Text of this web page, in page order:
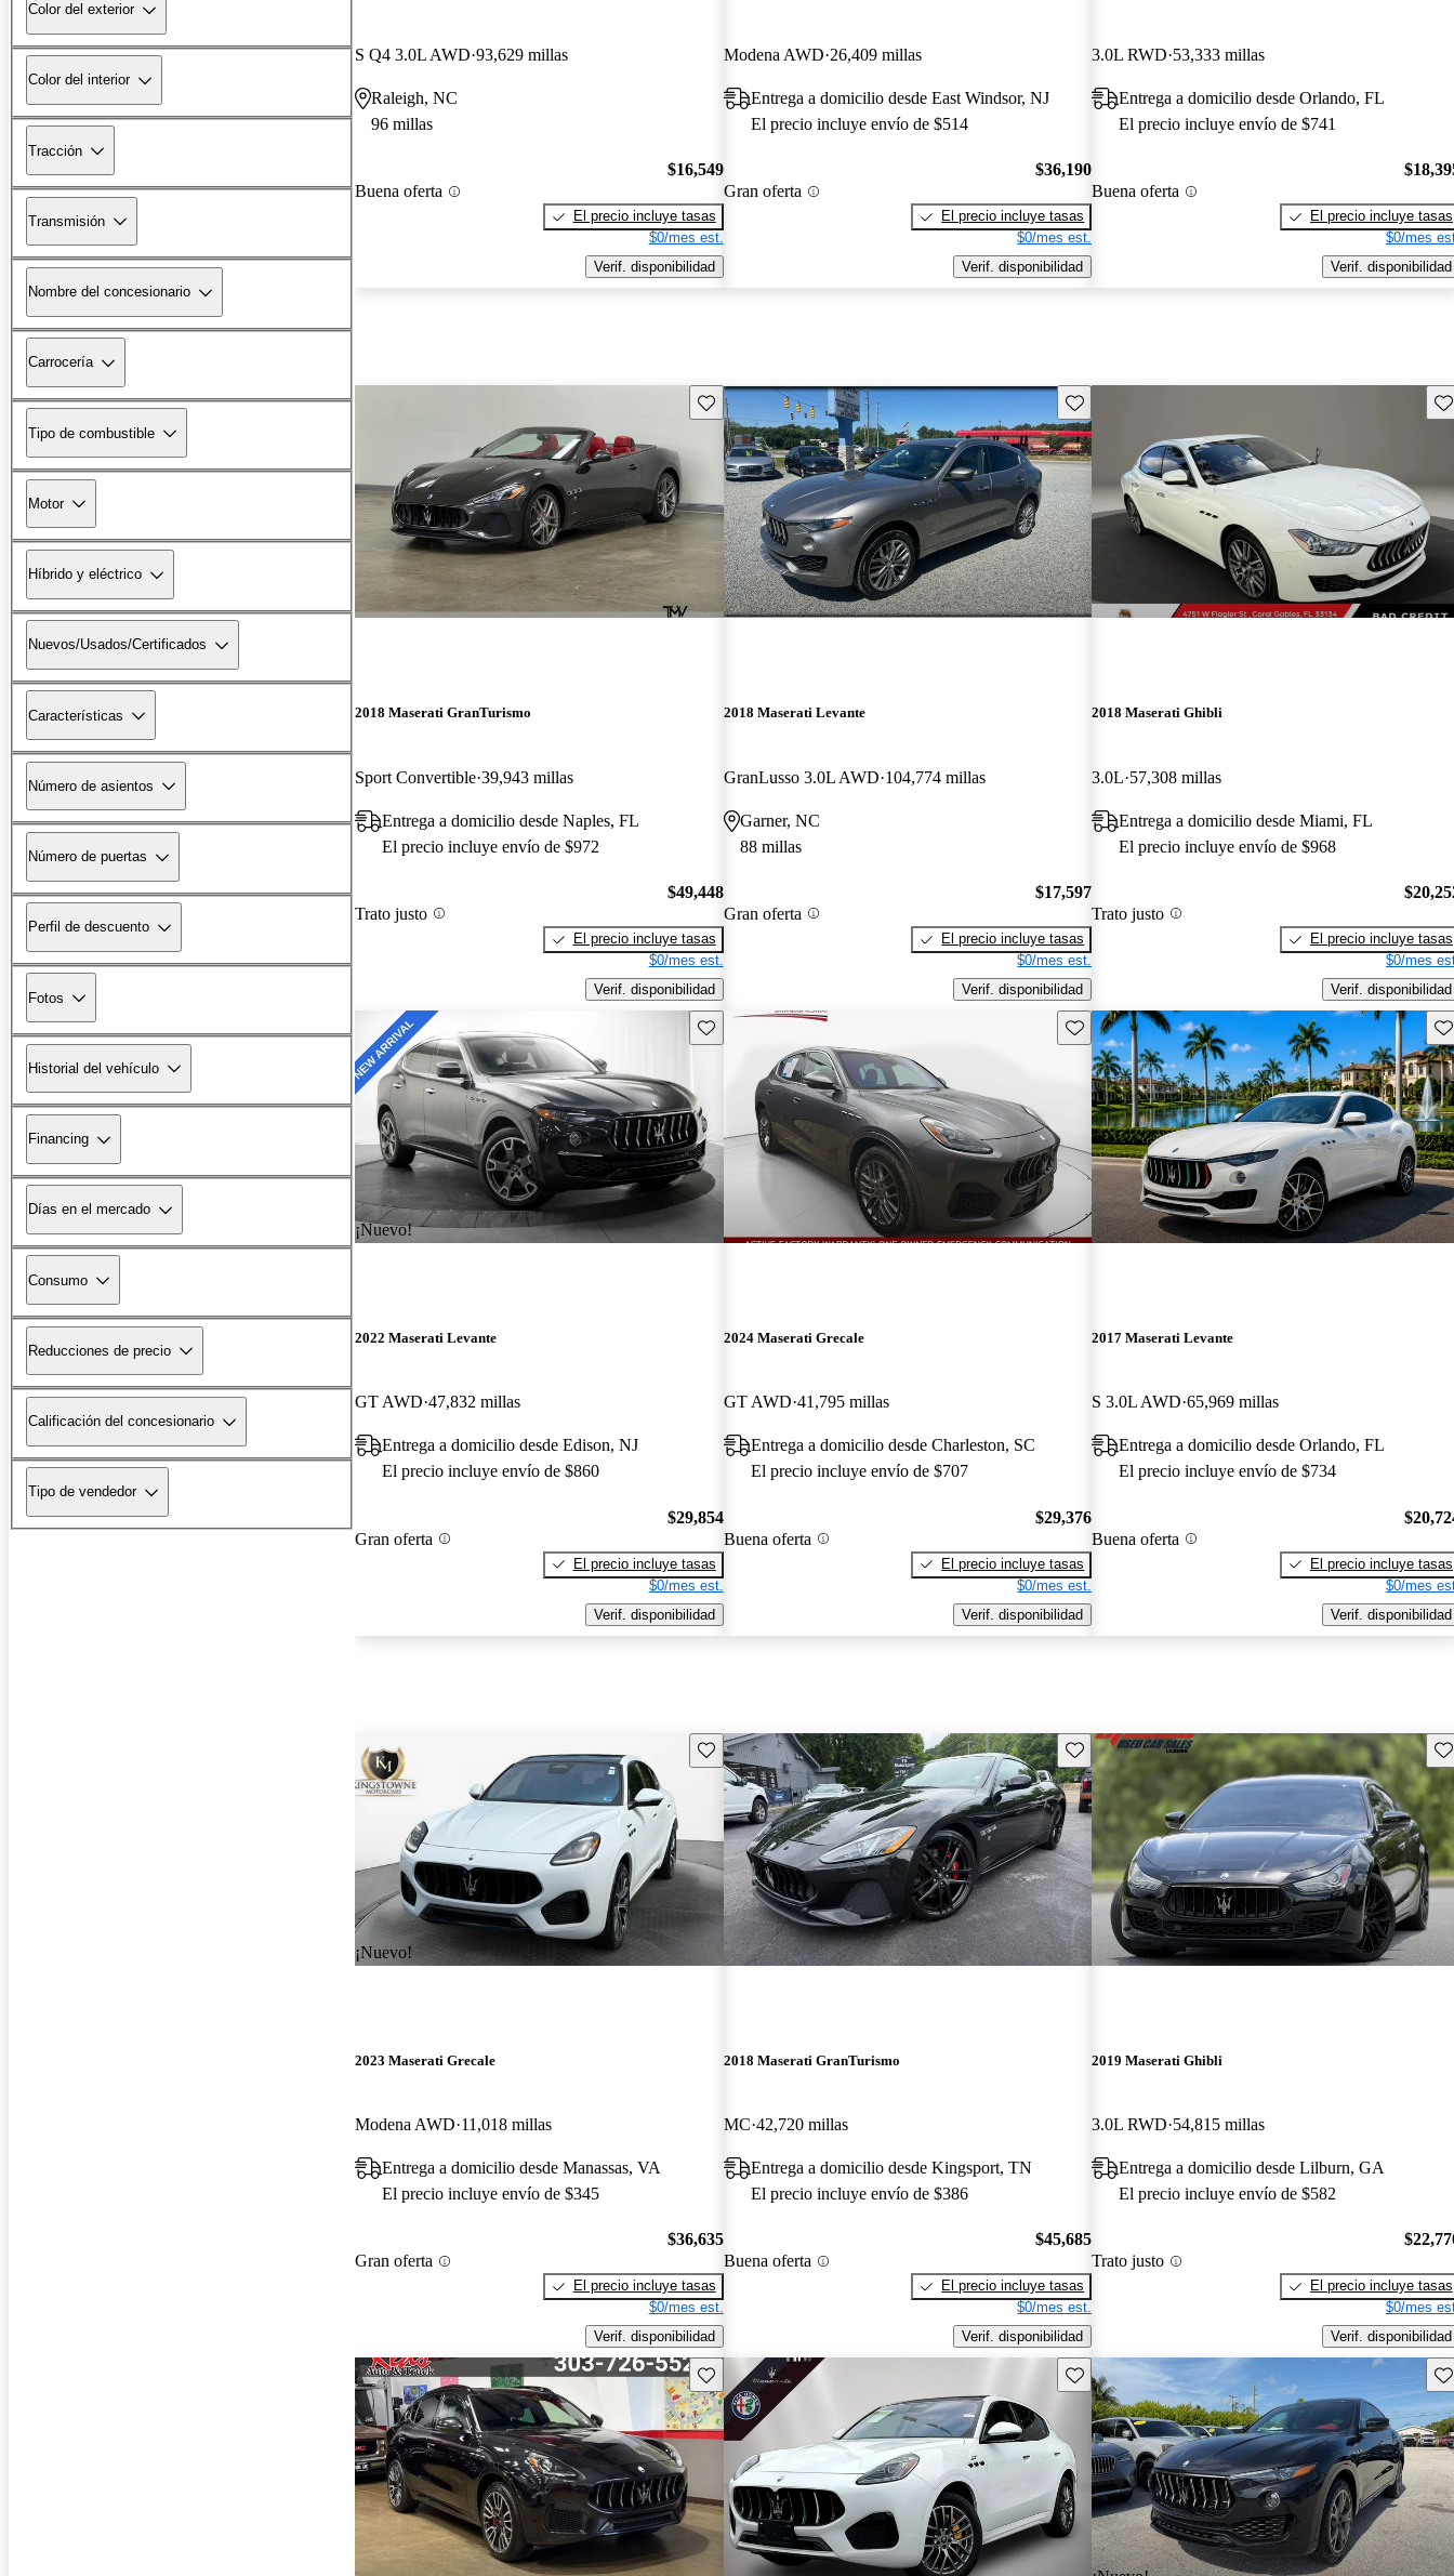
Color del exterior
Color del interior
Tracción
Transmisión
Nombre del concesionario
Carrocería
Tipo de combustible
Motor
Híbrido y eléctrico
Nuevos/Usados/Certificados
Características
Número de asientos
Número de puertas
Perfil de descuento
Fotos
Historial del vehículo
Financing
Días en el mercado
Consumo
Reducciones de precio
Calificación del concesionario
Tipo de vendedor
S Q4 3.0L AWD 93,629 millas
Raleigh, NC
96 millas
Buena oferta
$16,549
El precio incluye tasas
$0/mes est.
Verif. disponibilidad
Modena AWD 26,409 millas
Entrega a domicilio desde East Windsor, NJ
El precio incluye envío de $514
Gran oferta
$36,190
El precio incluye tasas
$0/mes est.
Verif. disponibilidad
3.0L RWD 53,333 millas
Entrega a domicilio desde Orlando, FL
El precio incluye envío de $741
Buena oferta
El precio incluye tasas
$0/mes
Verif. disponibilidad
Guarda este Aviso
2018 Maserati GranTurismo
Sport Convertible 39,943 millas
Entrega a domicilio desde Naples, FL
El precio incluye envío de $972
Trato justo
$49,448
El precio incluye tasas
$0/mes est.
Verif. disponibilidad
Guarda este Aviso
2018 Maserati Levante
GranLusso 3.0L AWD 104,774 millas
Garner, NC
88 millas
Gran oferta
$17,597
El precio incluye tasas
$0/mes est.
Verif. disponibilidad
2018 Maserati Ghibli
3.0L 57,308 millas
Entrega a domicilio desde Miami, FL
El precio incluye envío de $968
Trato justo
El precio incluye tasas
$0/mes
Verif. disponibilidad
¡Nuevo!
Guarda este Aviso
2022 Maserati Levante
GT AWD 47,832 millas
Entrega a domicilio desde Edison, NJ
El precio incluye envío de $860
Gran oferta
$29,854
El precio incluye tasas
$0/mes est.
Verif. disponibilidad
Guarda este Aviso
2024 Maserati Grecale
GT AWD 41,795 millas
Entrega a domicilio desde Charleston, SC
El precio incluye envío de $707
Buena oferta
$29,376
El precio incluye tasas
$0/mes est.
Verif. disponibilidad
2017 Maserati Levante
S 3.0L AWD 65,969 millas
Entrega a domicilio desde Orlando, FL
El precio incluye envío de $734
Buena oferta
El precio incluye tasas
$0/mes
Verif. disponibilidad
¡Nuevo!
Guarda este Aviso
2023 Maserati Grecale
Modena AWD 11,018 millas
Entrega a domicilio desde Manassas, VA
El precio incluye envío de $345
Gran oferta
$36,635
El precio incluye tasas
$0/mes est.
Verif. disponibilidad
Guarda este Aviso
2018 Maserati GranTurismo
MC 42,720 millas
Entrega a domicilio desde Kingsport, TN
El precio incluye envío de $386
Buena oferta
$45,685
El precio incluye tasas
$0/mes est.
Verif. disponibilidad
2019 Maserati Ghibli
3.0L RWD 54,815 millas
Entrega a domicilio desde Lilburn, GA
El precio incluye envío de $582
Trato justo
El precio incluye tasas
$0/mes
Verif. disponibilidad
Guarda este Aviso Guarda este Aviso